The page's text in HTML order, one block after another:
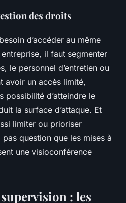
des droits
d’accéder au même
il faut segmenter
le personnel d’entretien ou
avoir un accès limité,
possibilité d’atteindre le
la surface d’attaque. Et
limiter ou prioriser
question que les mises à
une visioconférence
: les